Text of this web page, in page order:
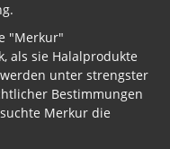
"Merkur"
sie Halalprodukte
unter strengster
Bestimmungen
Merkur die
erlaubt bei